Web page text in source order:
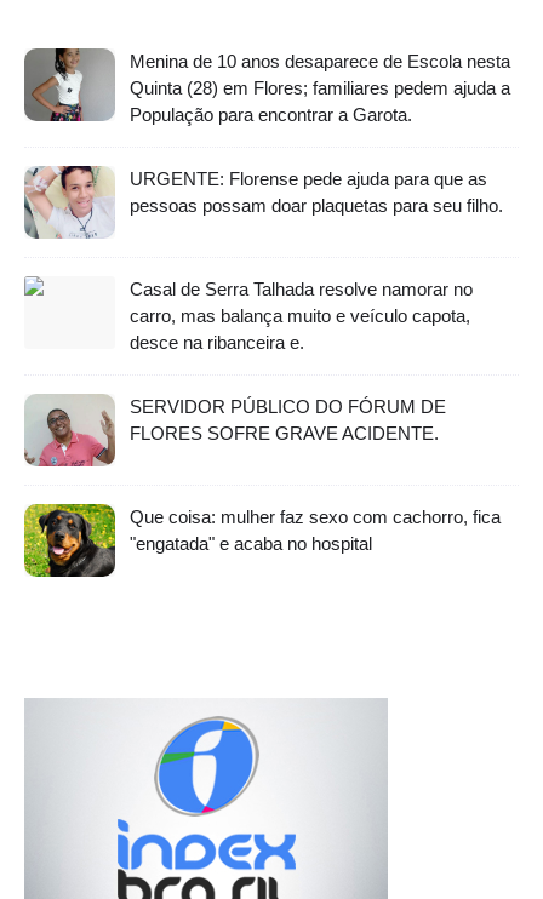
Menina de 10 anos desaparece de Escola nesta
Quinta (28) em Flores; familiares pedem ajuda a
População para encontrar a Garota.
URGENTE: Florense pede ajuda para que as
pessoas possam doar plaquetas para seu filho.
Casal de Serra Talhada resolve namorar no
carro, mas balança muito e veículo capota,
desce na ribanceira e.
SERVIDOR PÚBLICO DO FÓRUM DE
FLORES SOFRE GRAVE ACIDENTE.
Que coisa: mulher faz sexo com cachorro, fica
"engatada" e acaba no hospital